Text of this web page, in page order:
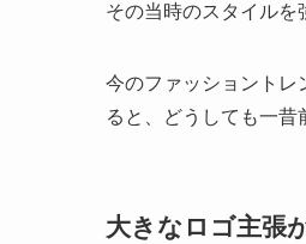
その当時のスタイルを
今のファッショントレ
ると、どうしても一昔
大きなロゴ主張